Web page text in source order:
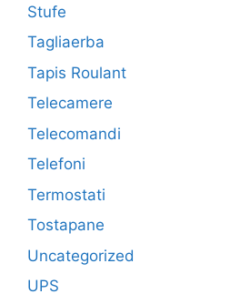
Stufe
Tagliaerba
Tapis Roulant
Telecamere
Telecomandi
Telefoni
Termostati
Tostapane
Uncategorized
UPS